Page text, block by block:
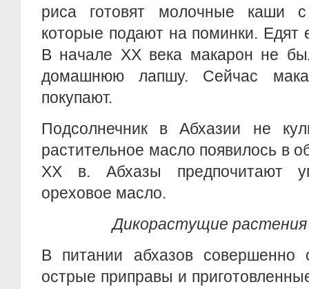
риса готовят молочные каши
которые подают на поминки.
В начале XX века макарон не
домашнюю лапшу. Сейчас
покупают.
Подсолнечник в Абхазии не
растительное масло появилось в
XX в. Абхазы предпочитают
ореховое масло.
Дикорастущие
В питании абхазов совершенно
острые приправы и